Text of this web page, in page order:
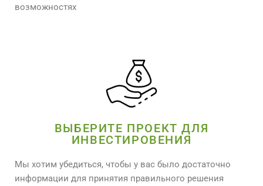
возможностях
ВЫБЕРИТЕ ПРОЕКТ ДЛЯ
ИНВЕСТИРОВЕНИЯ
Мы хотим убедиться, чтобы у вас было достаточно
информации для принятия правильного решения